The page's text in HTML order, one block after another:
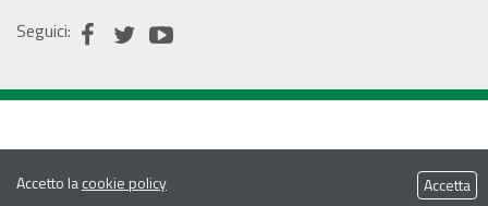
Seguici:
Accetto lacookie policy Accetta